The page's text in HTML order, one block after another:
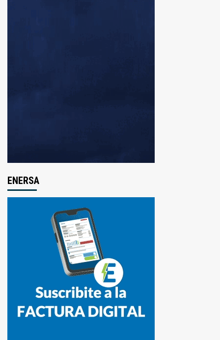
ENERSA